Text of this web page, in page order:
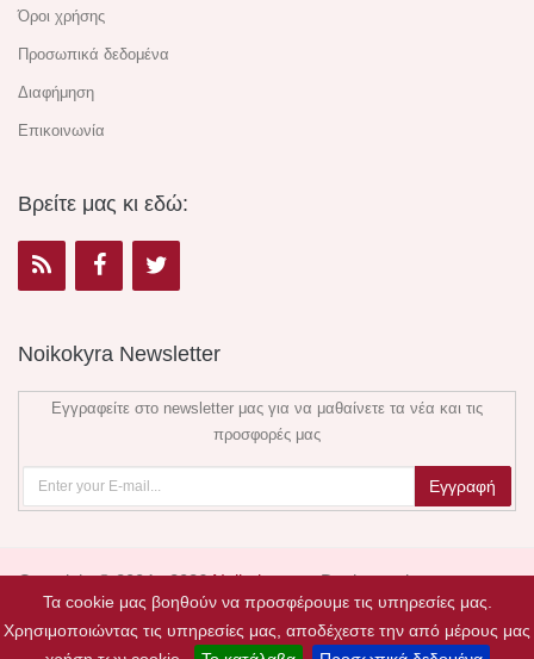
Τα cookie μας βοηθούν να προσφέρουμε τις υπηρεσίες μας.
Χρησιμοποιώντας τις υπηρεσίες μας, αποδέχεστε την από μέρους μας
Όροι χρήσης
Προσωπικά δεδομένα
Διαφήμηση
Επικοινωνία
Βρείτε μας κι εδώ:
Noikokyra Newsletter
Εγγραφείτε στο newsletter μας για να μαθαίνετε τα νέα και τις
προσφορές μας
Copyright © 2004 - 2026Noikokyra.gr. Design and
Development by Valentine floral creations.
Κατασκευή Ιστοσελίδων